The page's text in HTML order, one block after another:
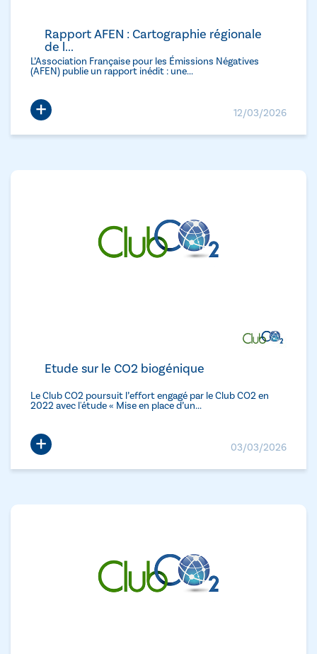
Rapport AFEN : Cartographie régionale
de l...
L’Association Française pour les Émissions Négatives
(AFEN) publie un rapport inédit : une...
+ 12/03/2026
Etude sur le CO2 biogénique
Le Club CO2 poursuit l’effort engagé par le Club CO2 en
2022 avec l'étude « Mise en place d’un...
+ 03/03/2026